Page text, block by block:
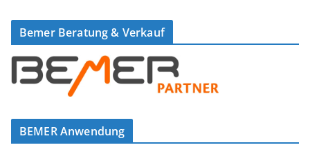
Bemer Beratung & Verkauf
BEMER Anwendung